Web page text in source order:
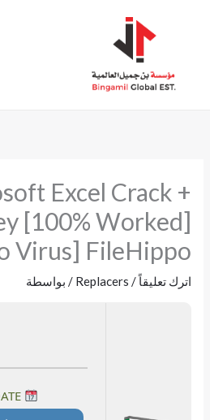
Excel Crack +
[100% Worked]
Virus] FileHippo
اترك تعليقاً/
Replacers / بواسطة
Last updated: %DDATE%